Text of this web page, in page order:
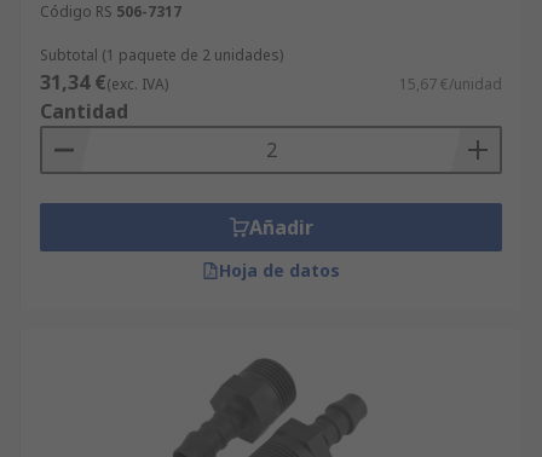
Código RS 506-7317
Subtotal (1 paquete de 2 unidades)
31,34 €(exc. IVA) 15,67 €/unidad
Cantidad
Añadir
Hoja de datos